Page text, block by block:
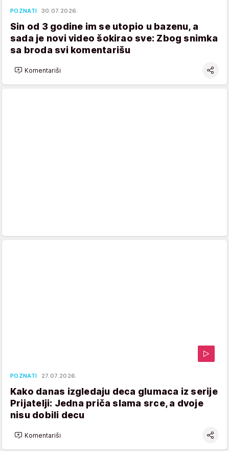
POZNATI 30.07.2026.
Sin od 3 godine im se utopio u bazenu, a
sada je novi video šokirao sve: Zbog snimka
sa broda svi komentarišu
Komentariši
POZNATI 27.07.2026.
Kako danas izgledaju deca glumaca iz serije
Prijatelji: Jedna priča slama srce, a dvoje
nisu dobili decu
Komentariši